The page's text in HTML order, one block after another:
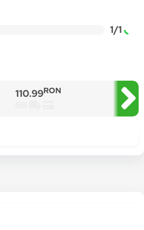
1/1
110.99RON